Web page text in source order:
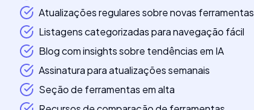
Atualizações regulares sobre novas ferramentas
Listagens categorizadas para navegação fácil
Blog com insights sobre tendências em IA
Assinatura para atualizações semanais
Seção de ferramentas em alta